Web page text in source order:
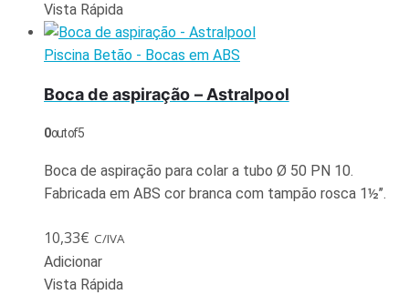
Vista Rápida
Piscina Betão - Bocas em ABS
Boca de aspiração – Astralpool
0out of 5
Boca de aspiração para colar a tubo Ø 50 PN 10.
Fabricada em ABS cor branca com tampão rosca 1½’’.
10,33€ C/IVA
Adicionar
Vista Rápida